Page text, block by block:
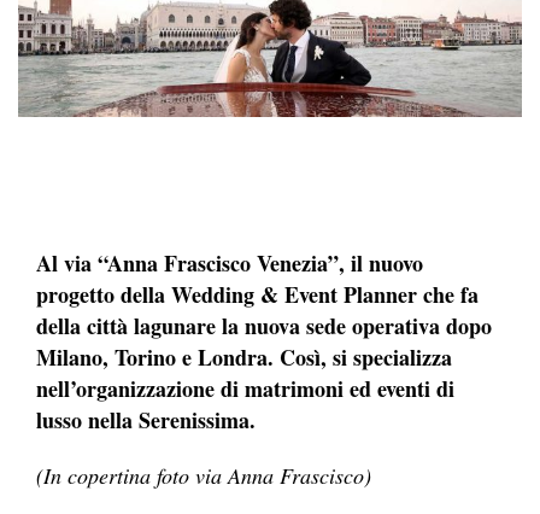
Al via “Anna Frascisco Venezia”, il nuovo
progetto della Wedding & Event Planner che fa
della città lagunare la nuova sede operativa dopo
Milano, Torino e Londra. Così, si specializza
nell’organizzazione di matrimoni ed eventi di
lusso nella Serenissima.
(In copertina foto via Anna Frascisco)